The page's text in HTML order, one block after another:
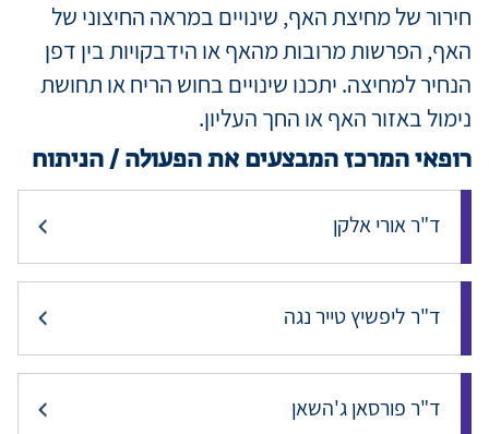
חירור של מחיצת האף, שינויים במראה החיצוני של
האף, הפרשות מרובות מהאף או הידבקויות בין דפן
הנחיר למחיצה. יתכנו שינויים בחוש הריח או תחושת
נימול באזור האף או החך העליון.
רופאי המרכז המבצעים את הפעולה / הניתוח
ד"ר אורי אלקן
ד"ר ליפשיץ טייר נגה
ד"ר פורסאן ג'השאן